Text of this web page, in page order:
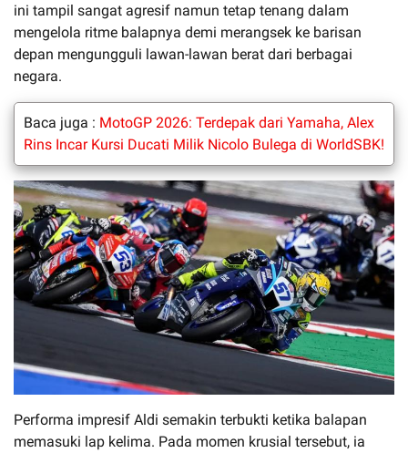
ini tampil sangat agresif namun tetap tenang dalam
mengelola ritme balapnya demi merangsek ke barisan
depan mengungguli lawan-lawan berat dari berbagai
negara.
Baca juga : MotoGP 2026: Terdepak dari Yamaha, Alex
Rins Incar Kursi Ducati Milik Nicolo Bulega di WorldSBK!
Performa impresif Aldi semakin terbukti ketika balapan
memasuki lap kelima. Pada momen krusial tersebut, ia